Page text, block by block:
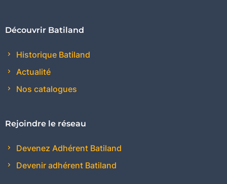
Découvrir Batiland
Historique Batiland
Actualité
Nos catalogues
Rejoindre le réseau
Devenez Adhérent Batiland
Devenir adhérent Batiland